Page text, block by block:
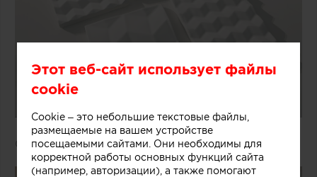
Caldo/ To Do Product Design
Этот веб-сайт использует файлы
cookie
Cookie – это небольшие текстовые файлы,
размещаемые на вашем устройстве
посещаемыми сайтами. Они необходимы для
корректной работы основных функций сайта
(например, авторизации), а также помогают